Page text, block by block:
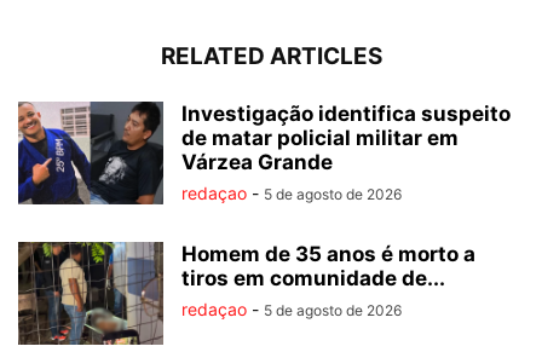
RELATED ARTICLES
Investigação identifica suspeito
de matar policial militar em
Várzea Grande
redaçao - 5 de agosto de 2026
Homem de 35 anos é morto a
tiros em comunidade de...
redaçao - 5 de agosto de 2026